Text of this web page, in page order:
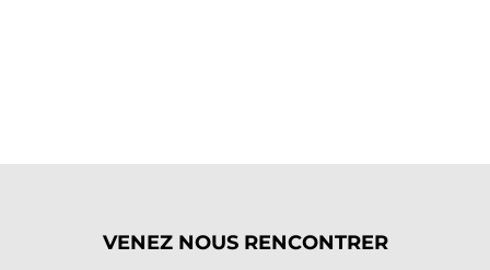
VENEZ NOUS RENCONTRER